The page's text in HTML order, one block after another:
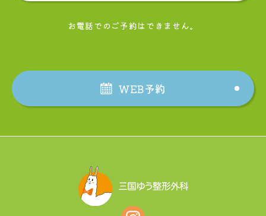
お電話でのご予約はできません。
WEB予約